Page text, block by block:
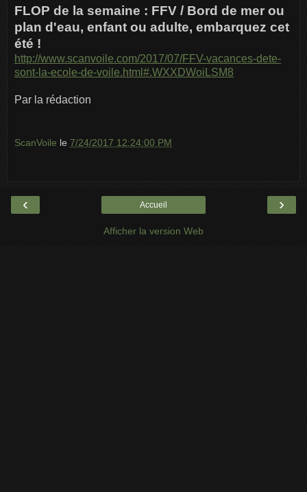
FLOP de la semaine : FFV / Bord de mer ou
plan d'eau, enfant ou adulte, embarquez cet
été !
http://www.scanvoile.com/2017/07/FFV-vacances-dete-
sont-la-ecole-de-voile.html#.WXXDWoiLSM8
Par la rédaction
ScanVoile le 7/24/2017 12:24:00 PM
‹ ›
Accueil
Afficher la version Web